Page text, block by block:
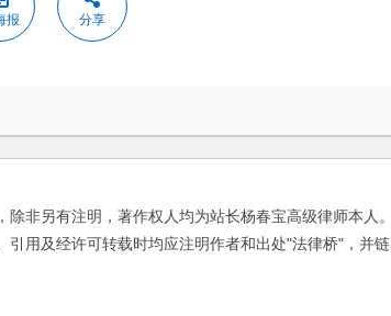
报 分享
非另有注明，著作权人均为站长杨春宝高级律师本人。
用及经许可转载时均应注明作者和出处"法律桥"，并链